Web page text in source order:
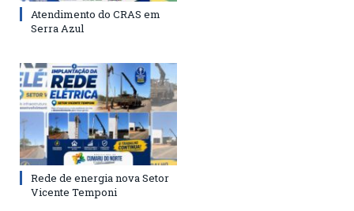
Atendimento do CRAS em
Serra Azul
Rede de energia nova Setor
Vicente Temponi